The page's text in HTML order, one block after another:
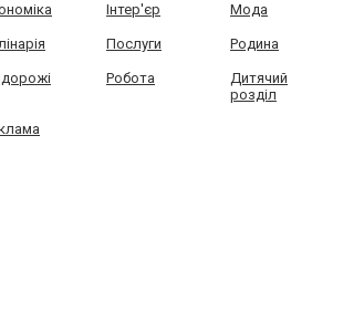
Інтер'єр Мода
Послуги Родина
Робота
Дитячий
розділ